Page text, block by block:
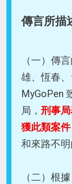
傳言所描
（一）傳
雄、恆春、
MyGoPen
局，刑事
獲此類案件
和來路不明
（二）根據